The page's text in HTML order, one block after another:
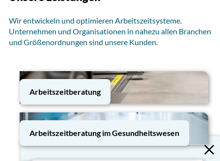
Wir entwickeln und optimieren Arbeitszeitsysteme.
Unternehmen und Organisationen in nahezu allen Branchen
und Größenordnungen sind unsere Kunden.
Arbeitszeitberatung
Arbeitszeitberatung im Gesundheitswesen